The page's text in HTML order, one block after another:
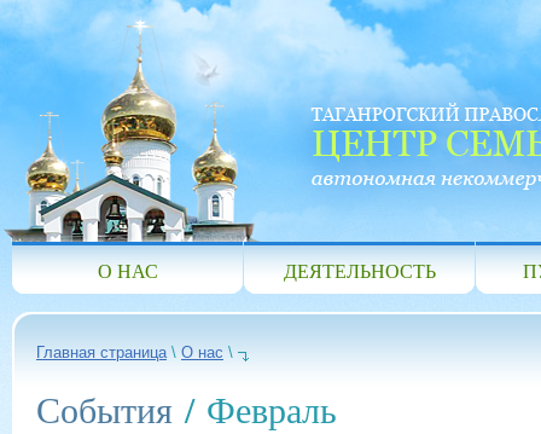
О НАС ДЕЯТЕЛЬНОСТЬ
Главная страница\ О нас \
События / Февраль